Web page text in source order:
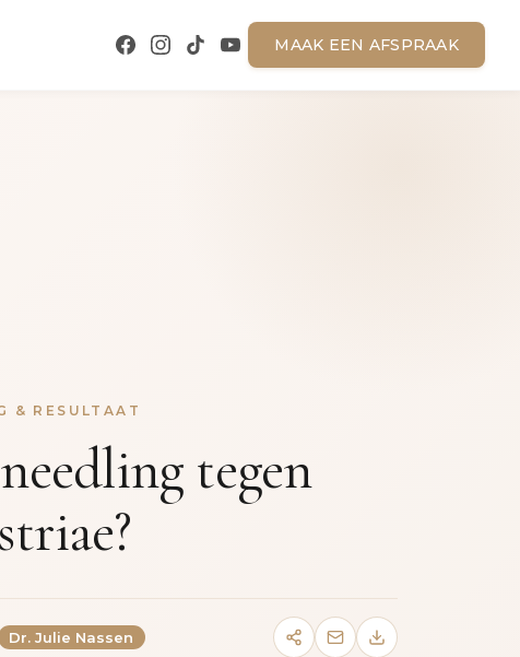
MAAK EEN AFSPRAAK
& RESULTAAT
tegen
Dr. Julie Nassen